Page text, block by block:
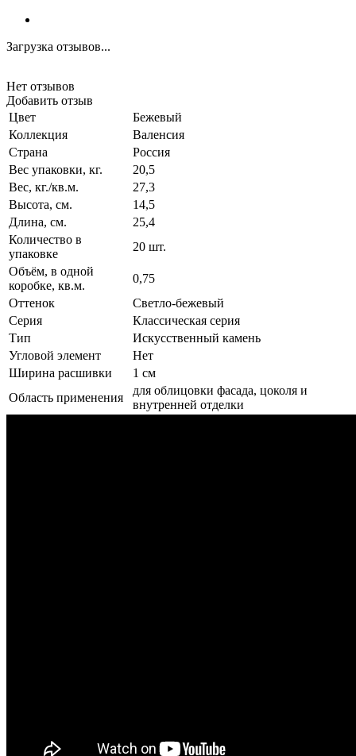
Загрузка отзывов...
Нет отзывов
Добавить отзыв
Цвет
Бежевый
Коллекция
Валенсия
Страна
Россия
Вес упаковки, кг.
20,5
Вес, кг./кв.м.
27,3
Высота, см.
14,5
Длина, см.
25,4
Количество в
упаковке
20 шт.
Объём, в одной
коробке, кв.м.
0,75
Оттенок
Светло-бежевый
Серия
Классическая серия
Тип
Искусственный камень
Угловой элемент
Нет
Ширина расшивки
1 см
Область применения
для облицовки фасада, цоколя и
внутренней отделки